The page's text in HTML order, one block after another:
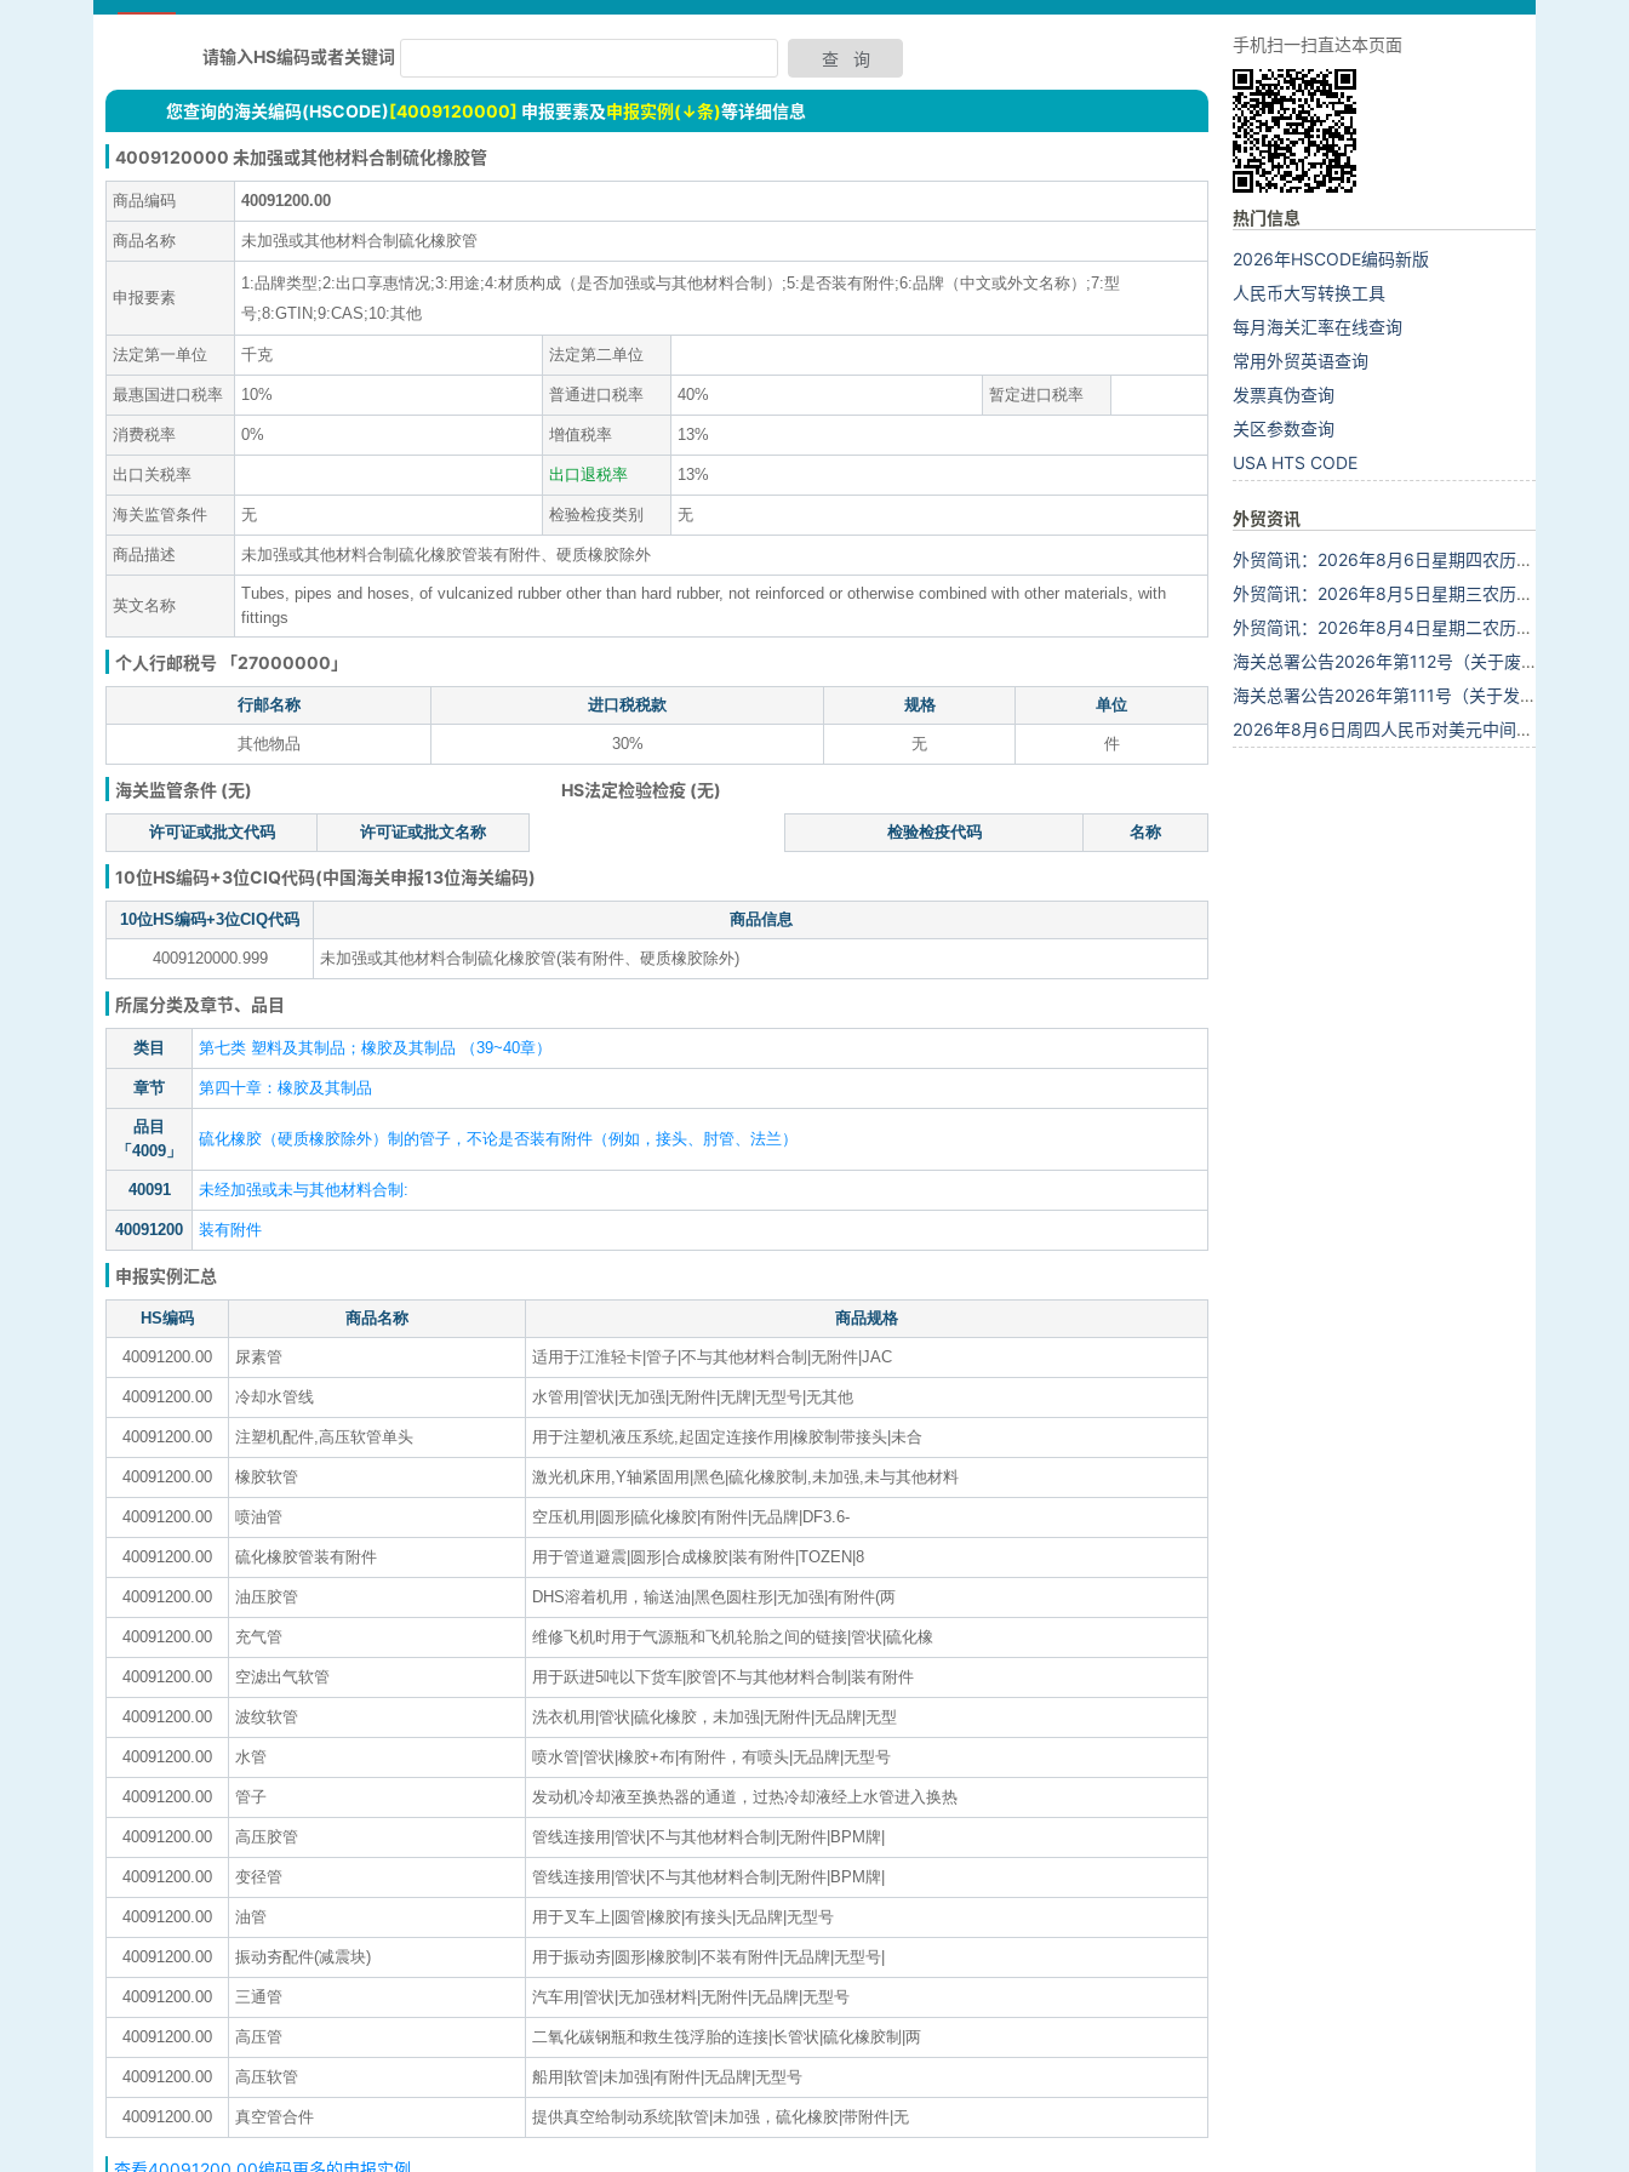
请输入HS编码或者关键词
您查询的海关编码(HSCODE)[4009120000] 申报要素及申报实例(↓条)等详细信息
4009120000 未加强或其他材料合制硫化橡胶管
商品编码 40091200.00
商品名称 未加强或其他材料合制硫化橡胶管
申报要素
1:品牌类型;2:出口享惠情况;3:用途;4:材质构成（是否加强或与其他材料合制）;5:是否装有附件;6:品牌（中文或外文名称）;7:型
号;8:GTIN;9:CAS;10:其他
法定第一单位 千克 法定第二单位
最惠国进口税率 10% 普通进口税率 40% 暂定进口税率
消费税率 0% 增值税率 13%
出口关税率 出口退税率 13%
海关监管条件 无 检验检疫类别 无
商品描述 未加强或其他材料合制硫化橡胶管装有附件、硬质橡胶除外
英文名称
Tubes, pipes and hoses, of vulcanized rubber other than hard rubber, not reinforced or otherwise combined with other materials, with
fittings
个人行邮税号 「27000000」
行邮名称 进口税税款 规格 单位
其他物品 30% 无 件
海关监管条件 (无) HS法定检验检疫 (无)
许可证或批文代码 许可证或批文名称 检验检疫代码 名称
10位HS编码+3位CIQ代码(中国海关申报13位海关编码)
10位HS编码+3位CIQ代码 商品信息
4009120000.999 未加强或其他材料合制硫化橡胶管(装有附件、硬质橡胶除外)
所属分类及章节、品目
类目 第七类 塑料及其制品；橡胶及其制品 （39~40章）
章节 第四十章：橡胶及其制品
品目
「4009」
硫化橡胶（硬质橡胶除外）制的管子，不论是否装有附件（例如，接头、肘管、法兰）
40091 未经加强或未与其他材料合制:
40091200 装有附件
申报实例汇总
HS编码 商品名称 商品规格
40091200.00 尿素管 适用于江淮轻卡|管子|不与其他材料合制|无附件|JAC
40091200.00 冷却水管线 水管用|管状|无加强|无附件|无牌|无型号|无其他
40091200.00 注塑机配件,高压软管单头 用于注塑机液压系统,起固定连接作用|橡胶制带接头|未合
40091200.00 橡胶软管 激光机床用,Y轴紧固用|黑色|硫化橡胶制,未加强,未与其他材料
40091200.00 喷油管 空压机用|圆形|硫化橡胶|有附件|无品牌|DF3.6-
40091200.00 硫化橡胶管装有附件 用于管道避震|圆形|合成橡胶|装有附件|TOZEN|8
40091200.00 油压胶管 DHS溶着机用，输送油|黑色圆柱形|无加强|有附件(两
40091200.00 充气管 维修飞机时用于气源瓶和飞机轮胎之间的链接|管状|硫化橡
40091200.00 空滤出气软管 用于跃进5吨以下货车|胶管|不与其他材料合制|装有附件
40091200.00 波纹软管 洗衣机用|管状|硫化橡胶，未加强|无附件|无品牌|无型
40091200.00 水管 喷水管|管状|橡胶+布|有附件，有喷头|无品牌|无型号
40091200.00 管子 发动机冷却液至换热器的通道，过热冷却液经上水管进入换热
40091200.00 高压胶管 管线连接用|管状|不与其他材料合制|无附件|BPM牌|
40091200.00 变径管 管线连接用|管状|不与其他材料合制|无附件|BPM牌|
40091200.00 油管 用于叉车上|圆管|橡胶|有接头|无品牌|无型号
40091200.00 振动夯配件(减震块) 用于振动夯|圆形|橡胶制|不装有附件|无品牌|无型号|
40091200.00 三通管 汽车用|管状|无加强材料|无附件|无品牌|无型号
40091200.00 高压管 二氧化碳钢瓶和救生筏浮胎的连接|长管状|硫化橡胶制|两
40091200.00 高压软管 船用|软管|未加强|有附件|无品牌|无型号
40091200.00 真空管合件 提供真空给制动系统|软管|未加强，硫化橡胶|带附件|无
手机扫一扫直达本页面
热门信息
2026年HSCODE编码新版
人民币大写转换工具
每月海关汇率在线查询
常用外贸英语查询
发票真伪查询
关区参数查询
USA HTS CODE
外贸资讯
外贸简讯：2026年8月6日星期四农历六月廿四
外贸简讯：2026年8月5日星期三农历六月廿三
外贸简讯：2026年8月4日星期二农历六月廿二
海关总署公告2026年第112号（关于废止部分卫生检疫类规范性文件的公告）
海关总署公告2026年第111号（关于发布《进出境动植物检疫处理监督管理工作规定》《进出境卫生处理监督管理工作规定》的公告）
2026年8月6日周四人民币对美元中间价报6.7895调贬6个基点